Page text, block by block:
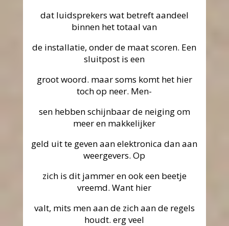
dat luidsprekers wat betreft aandeel
binnen het totaal van
de installatie, onder de maat scoren. Een
sluitpost is een
groot woord. maar soms komt het hier
toch op neer. Men-
sen hebben schijnbaar de neiging om
meer en makkelijker
geld uit te geven aan elektronica dan aan
weergevers. Op
zich is dit jammer en ook een beetje
vreemd. Want hier
valt, mits men aan de zich aan de regels
houdt. erg veel